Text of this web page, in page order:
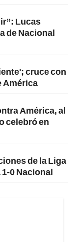
Lucas
de Nacional
cruce con
América
América, al
celebró en
de la Liga
0 Nacional